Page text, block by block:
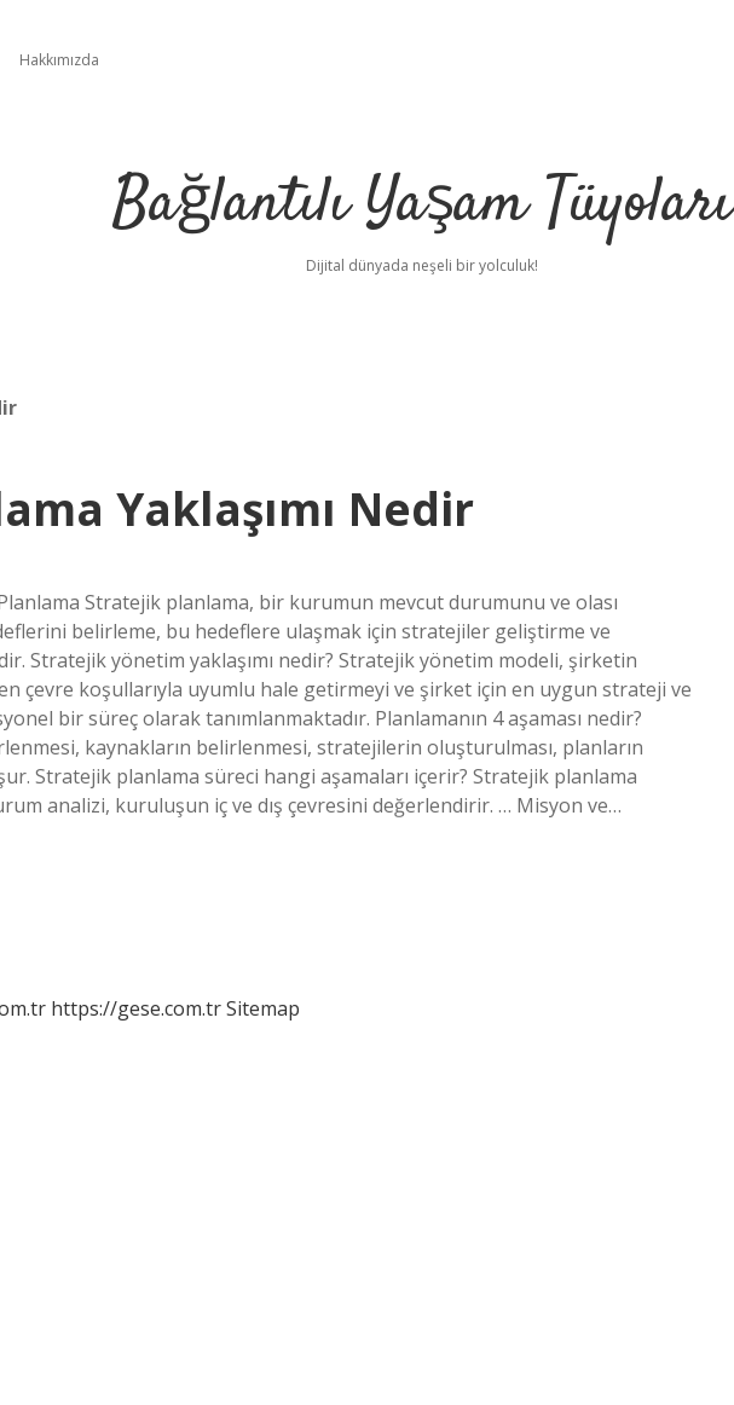
Hakkımızda
Bağlantılı Yaşam Tüyoları
Dijital dünyada neşeli bir yolculuk!
Yaklaşımı Nedir
Stratejik planlama, bir kurumun mevcut durumunu ve olası
belirleme, bu hedeflere ulaşmak için stratejiler geliştirme ve
Stratejik yönetim yaklaşımı nedir? Stratejik yönetim modeli, şirketin
çevre koşullarıyla uyumlu hale getirmeyi ve şirket için en uygun strateji ve
bir süreç olarak tanımlanmaktadır. Planlamanın 4 aşaması nedir?
kaynakların belirlenmesi, stratejilerin oluşturulması, planların
Stratejik planlama süreci hangi aşamaları içerir? Stratejik planlama
analizi, kuruluşun iç ve dış çevresini değerlendirir. … Misyon ve…
https://gese.com.trSitemap